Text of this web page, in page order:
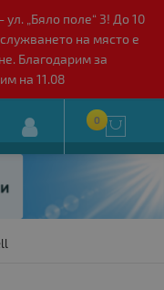
„Бяло поле“ 3! До 10
на място е
Благодарим за
на 11.08
0 